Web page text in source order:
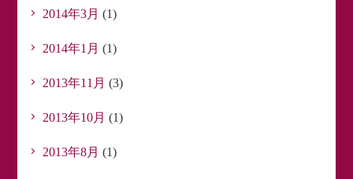
2014年3月 (1)
2014年1月 (1)
2013年11月 (3)
2013年10月 (1)
2013年8月 (1)